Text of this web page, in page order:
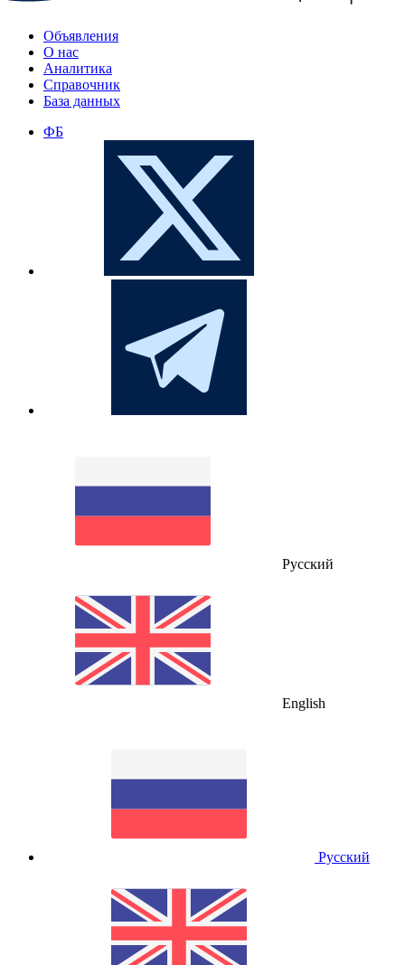
Объявления
О нас
Аналитика
Справочник
База данных
ФБ
Русский
English
Русский